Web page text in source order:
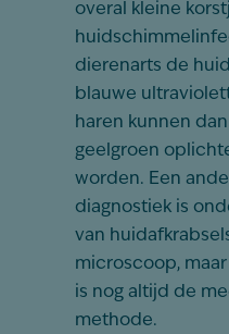
overal kleine
dierenarts de
blauwe
haren kunnen
geelgroen
worden. Een
diagnostiek is
van
microscoop,
is nog altijd de
methode.